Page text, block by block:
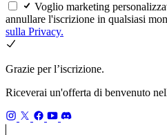
Voglio marketing
annullare l'iscrizione in qualsiasi
sulla Privacy.
Grazie per l’iscrizione.
Riceverai un'offerta di benvenuto